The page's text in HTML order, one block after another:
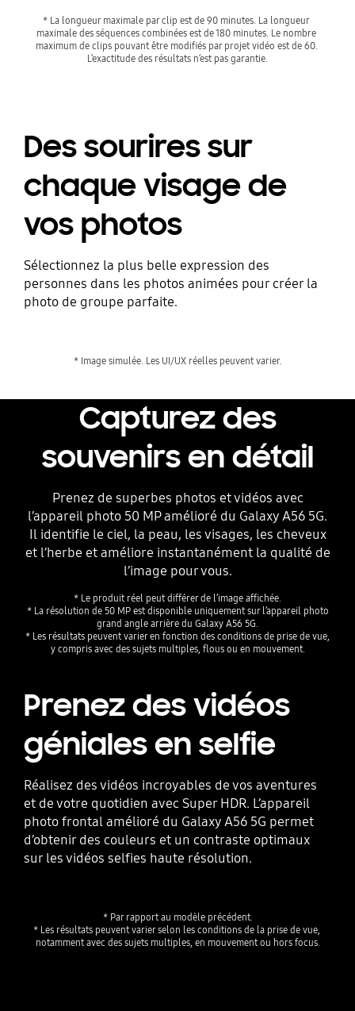
* La longueur maximale par clip est de 90 minutes. La longueur
maximale des séquences combinées est de 180 minutes. Le nombre
maximum de clips pouvant être modifiés par projet vidéo est de 60.
L’exactitude des résultats n’est pas garantie.
Des sourires sur
chaque visage de
vos photos
Sélectionnez la plus belle expression des
personnes dans les photos animées pour créer la
photo de groupe parfaite.
* Image simulée. Les UI/UX réelles peuvent varier.
Capturez des
souvenirs en détail
Prenez de superbes photos et vidéos avec
l’appareil photo 50 MP amélioré du Galaxy A56 5G.
Il identifie le ciel, la peau, les visages, les cheveux
et l’herbe et améliore instantanément la qualité de
l’image pour vous.
* Le produit réel peut différer de l’image affichée.
* La résolution de 50 MP est disponible uniquement sur l’appareil photo
grand angle arrière du Galaxy A56 5G.
* Les résultats peuvent varier en fonction des conditions de prise de vue,
y compris avec des sujets multiples, flous ou en mouvement.
Prenez des vidéos
géniales en selfie
Réalisez des vidéos incroyables de vos aventures
et de votre quotidien avec Super HDR. L’appareil
photo frontal amélioré du Galaxy A56 5G permet
d’obtenir des couleurs et un contraste optimaux
sur les vidéos selfies haute résolution.
* Par rapport au modèle précédent.
* Les résultats peuvent varier selon les conditions de la prise de vue,
notamment avec des sujets multiples, en mouvement ou hors focus.